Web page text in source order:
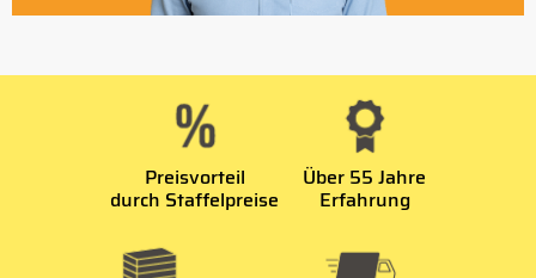
Preisvorteil
durch Staffelpreise
Über 55 Jahre
Erfahrung